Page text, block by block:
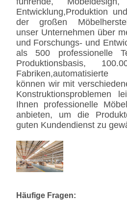
Entwicklung,Produktion
der großen
unser Unternehmen über
und Forschungs- und
als 500 professionelle
Produktionsbasis,
Fabriken,automatisierte
können wir mit
Konstruktionsproblemen
Ihnen professionelle
anbieten, um die
guten Kundendienst zu
Häufige Fragen: